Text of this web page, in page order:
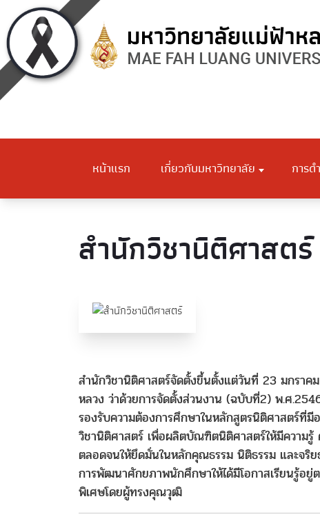
หน้าแรก เกี่ยวกับมหาวิทยาลัย การด
สำนักวิชานิติศาสตร์
สำนักวิชานิติศาสตร์จัดตั้งขึ้นตั้งแต่วันที่ 23 มกรา
หลวง ว่าด้วยการจัดตั้งส่วนงาน (ฉบับที่2) พ.ศ
รองรับความต้องการศึกษาในหลักสูตรนิติศาสตร์ที่
วิชานิติศาสตร์ เพื่อผลิตบัณฑิตนิติศาสตร์ให้มีความ
ตลอดจนให้ยึดมั่นในหลักคุณธรรม นิติธรรม และจริย
การพัฒนาศักยภาพนักศึกษาให้ได้มีโอกาสเรียนรู้อ
พิเศษโดยผู้ทรงคุณวุฒิ